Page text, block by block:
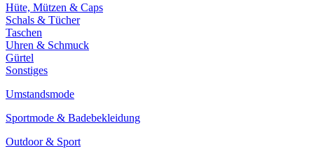
Hüte, Mützen & Caps
Schals & Tücher
Taschen
Uhren & Schmuck
Gürtel
Sonstiges
Umstandsmode
Sportmode & Badebekleidung
Outdoor & Sport